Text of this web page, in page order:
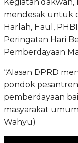
Kegiatan dakwah,
mendesak untuk
Harlah, Haul,
Peringatan Hari
Pemberdayaan
“Alasan DPRD
pondok
pemberdayaan
masyarakat
Wahyu)